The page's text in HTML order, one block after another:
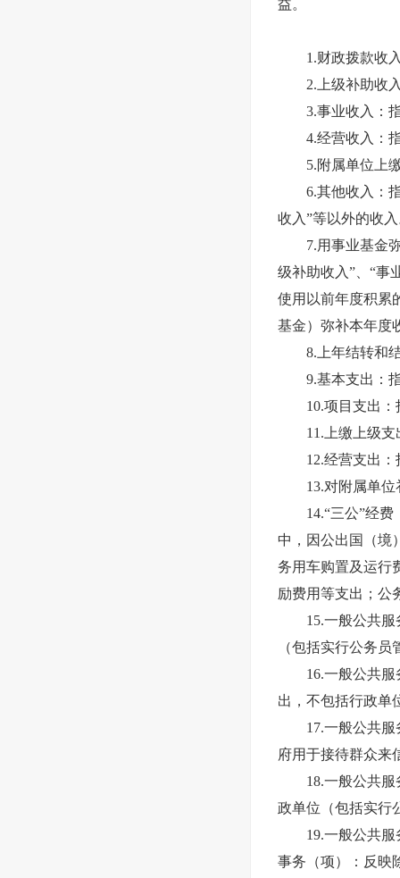
益。
1.财政拨款收入
2.上级补助收入
3.事业收入：指
4.经营收入：指
5.附属单位上缴
6.其他收入：指
收入”等以外的收
7.用事业基金弥
级补助收入”、“事
使用以前年度积累
基金）弥补本年度
8.上年结转和结
9.基本支出：指
10.项目支出：指
11.上缴上级支出
12.经营支出：指
13.对附属单位补
14.“三公”经费
中，因公出国（境
务用车购置及运行
励费用等支出；公
15.一般公共服务
（包括实行公务
16.一般公共服务
出，不包括行政单
17.一般公共服务
府用于接待群众来
18.一般公共服务
政单位（包括实行
19.一般公共服务
事务（项）：反映